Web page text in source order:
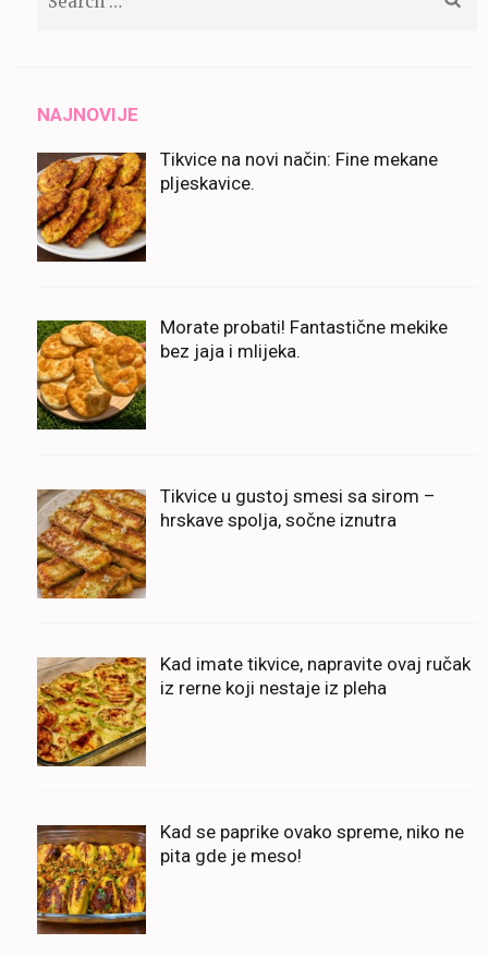
NAJNOVIJE
Tikvice na novi način: Fine mekane
pljeskavice.
Morate probati! Fantastične mekike
bez jaja i mlijeka.
Tikvice u gustoj smesi sa sirom –
hrskave spolja, sočne iznutra
Kad imate tikvice, napravite ovaj ručak
iz rerne koji nestaje iz pleha
Kad se paprike ovako spreme, niko ne
pita gde je meso!